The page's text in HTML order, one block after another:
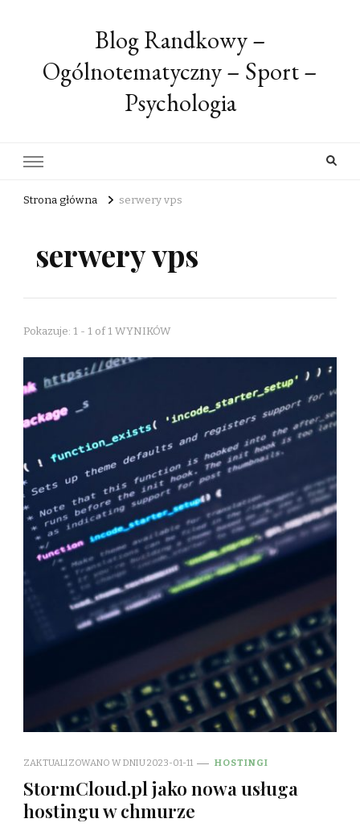
Blog Randkowy –
Ogólnotematyczny – Sport –
Psychologia
Strona główna serwery vps
serwery vps
Pokazuje: 1 - 1 of 1 WYNIKÓW
ZAKTUALIZOWANO W DNIU2023-01-11 HOSTINGI
StormCloud.pl jako nowa usługa
hostingu w chmurze